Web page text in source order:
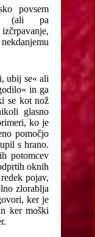
povsem
(ali pa
ubij se« ali
in ga
se kot nož
glasno
ko je
pomočjo
s hrano.
potomcev
oknih
pojav,
zlorablja
ker je
ker moški